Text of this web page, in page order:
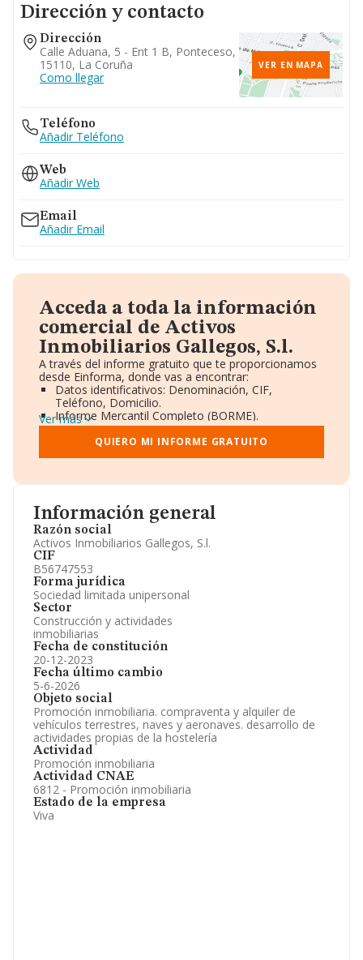
Información general
Razón social
Activos Inmobiliarios Gallegos, S.l.
CIF
B56747553
Forma jurídica
Sociedad limitada unipersonal
Sector
Construcción y actividades
inmobiliarias
Fecha de constitución
20-12-2023
Fecha último cambio
5-6-2026
Objeto social
Promoción inmobiliaria. compraventa y alquiler de
vehículos terrestres, naves y aeronaves. desarrollo de
actividades propias de la hostelería
Actividad
Promoción inmobiliaria
Actividad CNAE
6812 - Promoción inmobiliaria
Estado de la empresa
Viva
Dirección y contacto
Dirección
Calle Aduana, 5 - Ent 1 B, Ponteceso,
15110, La Coruña
Como llegar
VER EN MAPA
Teléfono
Añadir Teléfono
Web
Añadir Web
Email
Añadir Email
Acceda a toda la información
comercial de Activos
Inmobiliarios Gallegos, S.l.
A través del informe gratuito que te proporcionamos
desde Einforma, donde vas a encontrar:
Datos identificativos: Denominación, CIF,
Teléfono, Domicilio.
Informe Mercantil Completo (BORME).
Gráficos de Evolución Ventas y Empleados.
Consejo de Administración y Administradores.
Directivos y Ejecutivos.
Información oficial y registral complementaria.
Ver más
QUIERO MI INFORME GRATUITO